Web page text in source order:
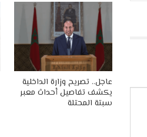
عاجل.. تصريح وزارة الداخلية
يكشف تفاصيل أحداث معبر
سبتة المحتلة